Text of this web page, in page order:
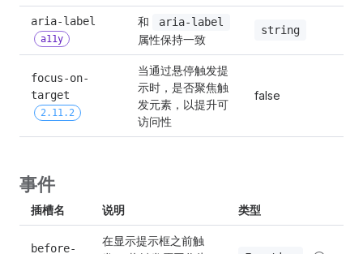
aria-label
a11y
和 aria-label
属性保持一致
string
focus-on-
target
2.11.2
当通过悬停触发提
示时，是否聚焦触
发元素，以提升可
访问性
false
事件
插槽名 说明 类型
before-
在显示提示框之前触